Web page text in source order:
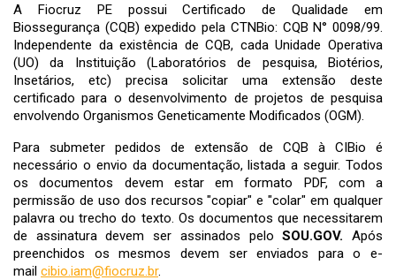
A Fiocruz PE possui Certificado de Qualidade em
Biossegurança (CQB) expedido pela CTNBio: CQB N° 0098/99.
Independente da existência de CQB, cada Unidade Operativa
(UO) da Instituição (Laboratórios de pesquisa, Biotérios,
Insetários, etc) precisa solicitar uma extensão deste
certificado para o desenvolvimento de projetos de pesquisa
envolvendo Organismos Geneticamente Modificados (OGM).
Para submeter pedidos de extensão de CQB à CIBio é
necessário o envio da documentação, listada a seguir. Todos
os documentos devem estar em formato PDF, com a
permissão de uso dos recursos "copiar" e "colar" em qualquer
palavra ou trecho do texto. Os documentos que necessitarem
de assinatura devem ser assinados peloSOU.GOV. Após
preenchidos os mesmos devem ser enviados para o e-
mail cibio.iam@fiocruz.br.